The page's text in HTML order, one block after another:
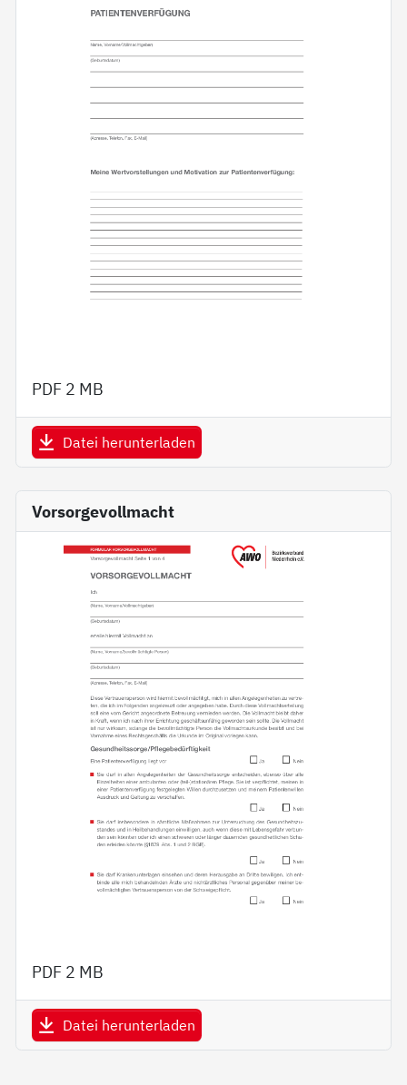
PDF 2 MB
Datei herunterladen
Vorsorgevollmacht
PDF 2 MB
Datei herunterladen